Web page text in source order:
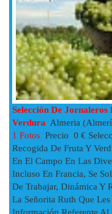
Selección De
Verdura Almeria
1 Fotos Precio 0 €
Recogida De Fruta Y
En El Campo En Las
Incluso En Francia, Se
De Trabajar, Dinámica Y
La Señorita Ruth Que
Información Referente Al